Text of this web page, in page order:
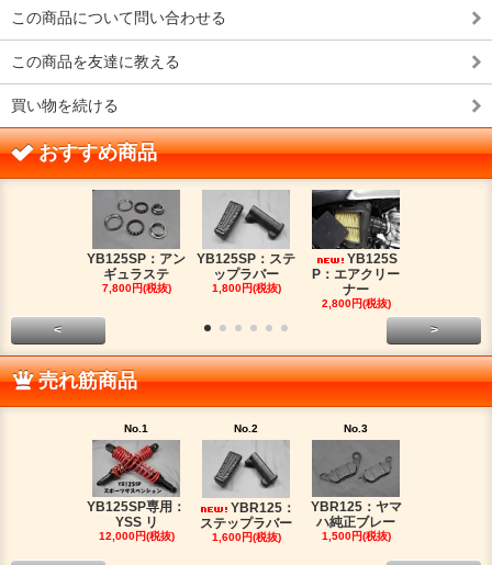
この商品について問い合わせる
この商品を友達に教える
買い物を続ける
おすすめ商品
YB125SP：アン
ギュラステ
7,800円(税抜)
YB125SP：ステ
ップラバー
1,800円(税抜)
YB125S
P：エアクリー
ナー
2,800円(税抜)
< >
売れ筋商品
No.1
YB125SP専用：
YSS リ
12,000円(税抜)
No.2
YBR125：
ステップラバー
1,600円(税抜)
No.3
YBR125：ヤマ
ハ純正ブレー
1,500円(税抜)